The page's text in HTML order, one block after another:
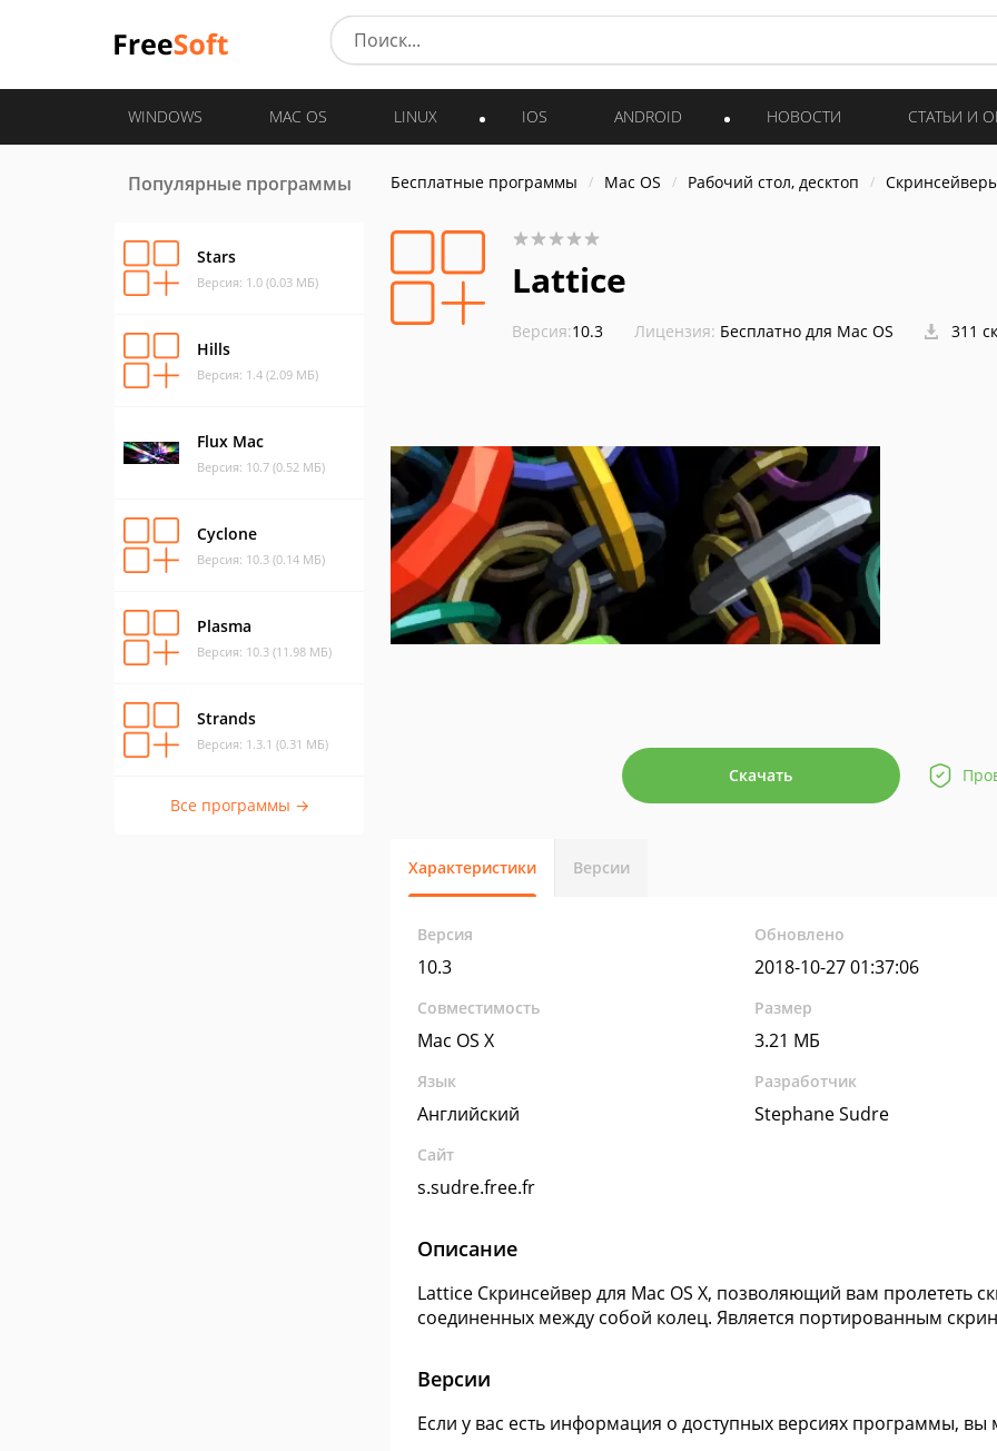
WINDOWS MAC OS LINUX IOS ANDROID НОВОСТИ СТАТЬИ И
Популярные программы
Stars
Версия: 1.0 (0.03 МБ)
Hills
Версия: 1.4 (2.09 МБ)
Flux Mac
Версия: 10.7 (0.52 МБ)
Cyclone
Версия: 10.3 (0.14 МБ)
Plasma
Версия: 10.3 (11.98 МБ)
Strands
Версия: 1.3.1 (0.31 МБ)
Все программы →
Бесплатные программы Mac OS Рабочий стол, десктоп
Lattice
Версия:10.3 Лицензия: Бесплатно для Mac OS 311
Скачать
Характеристики Версии
Версия
10.3
Обновлено
2018-10-27 01:37:06
Совместимость
Mac OS X
Размер
3.21 МБ
Язык
Английский
Разработчик
Stephane Sudre
Сайт
s.sudre.free.fr
Описание
Lattice Скринсейвер для Mac OS X, позволяющий вам пролететь
соединенных между собой колец. Является портированным
Версии
Если у вас есть информация о доступных версиях программы,